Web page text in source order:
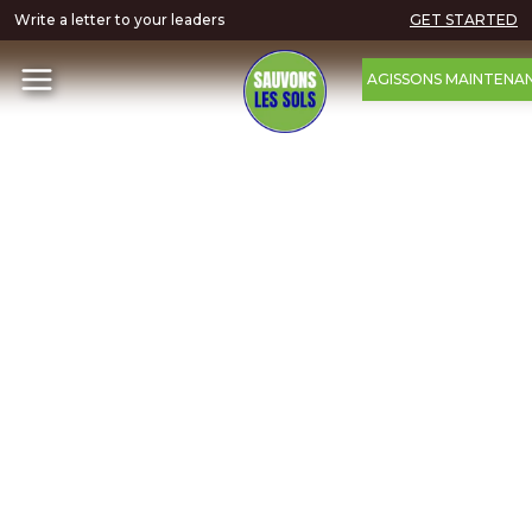
Write a letter to your leaders GET STARTED
AGISSONS